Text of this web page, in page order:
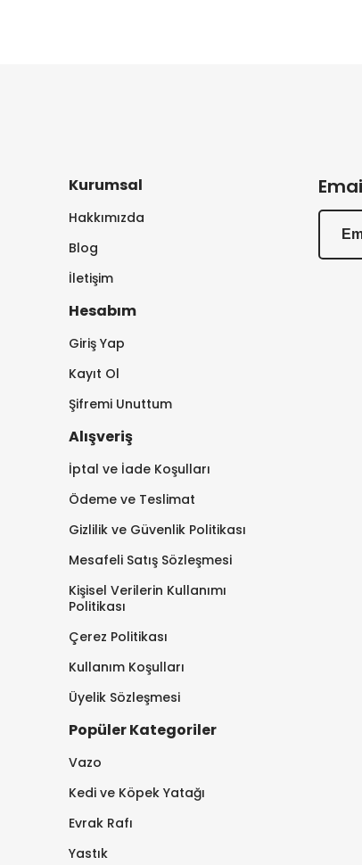
Kurumsal
Hakkımızda
Blog
İletişim
Hesabım
Giriş Yap
Kayıt Ol
Şifremi Unuttum
Alışveriş
İptal ve İade Koşulları
Ödeme ve Teslimat
Gizlilik ve Güvenlik Politikası
Mesafeli Satış Sözleşmesi
Kişisel Verilerin Kullanımı
Politikası
Çerez Politikası
Kullanım Koşulları
Üyelik Sözleşmesi
Popüler Kategoriler
Vazo
Kedi ve Köpek Yatağı
Evrak Rafı
Yastık